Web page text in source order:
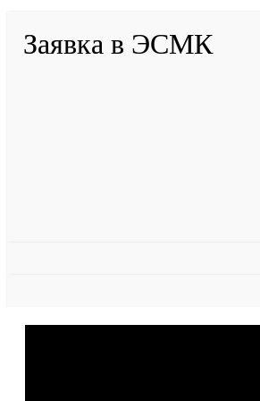
Заявка в ЭСМК